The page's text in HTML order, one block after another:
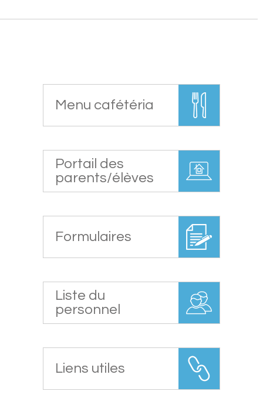
Menu cafétéria
Portail des
parents/élèves
Formulaires
Liste du
personnel
Liens utiles